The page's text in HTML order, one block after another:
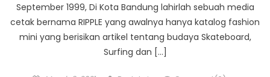
September 1999, Di Kota Bandung lahirlah sebuah media
cetak bernama RIPPLE yang awalnya hanya katalog fashion
mini yang berisikan artikel tentang budaya Skateboard,
Surfing dan […]